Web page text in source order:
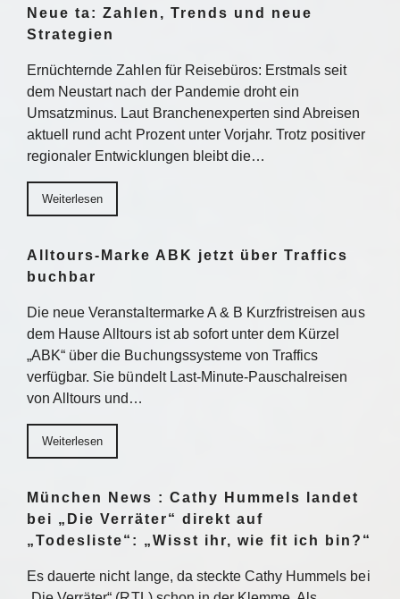
Neue ta: Zahlen, Trends und neue
Strategien
Ernüchternde Zahlen für Reisebüros: Erstmals seit
dem Neustart nach der Pandemie droht ein
Umsatzminus. Laut Branchenexperten sind Abreisen
aktuell rund acht Prozent unter Vorjahr. Trotz positiver
regionaler Entwicklungen bleibt die…
Weiterlesen
Alltours-Marke ABK jetzt über Traffics
buchbar
Die neue Veranstaltermarke A & B Kurzfristreisen aus
dem Hause Alltours ist ab sofort unter dem Kürzel
„ABK“ über die Buchungssysteme von Traffics
verfügbar. Sie bündelt Last-Minute-Pauschalreisen
von Alltours und…
Weiterlesen
München News : Cathy Hummels landet
bei „Die Verräter“ direkt auf
„Todesliste“: „Wisst ihr, wie fit ich bin?“
Es dauerte nicht lange, da steckte Cathy Hummels bei